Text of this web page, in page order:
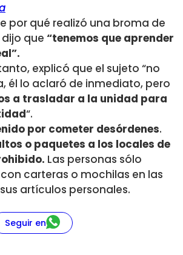
por qué realizó una broma de
que “tenemos que aprender
explicó que el sujeto “no
él lo aclaró de inmediato, pero
a trasladar a la unidad para
“.
por cometer desórdenes.
o paquetes a los locales de
Las personas sólo
carteras o mochilas en las
artículos personales.
Seguir en